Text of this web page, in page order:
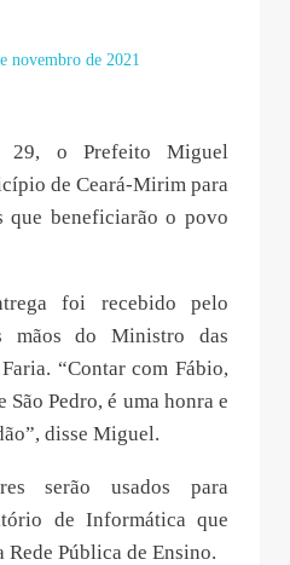
novembro de 2021
29, o Prefeito Miguel
de Ceará-Mirim para
que beneficiarão o povo
foi recebido pelo
mãos do Ministro das
“Contar com Fábio,
São Pedro, é uma honra e
disse Miguel.
serão usados para
de Informática que
Rede Pública de Ensino.